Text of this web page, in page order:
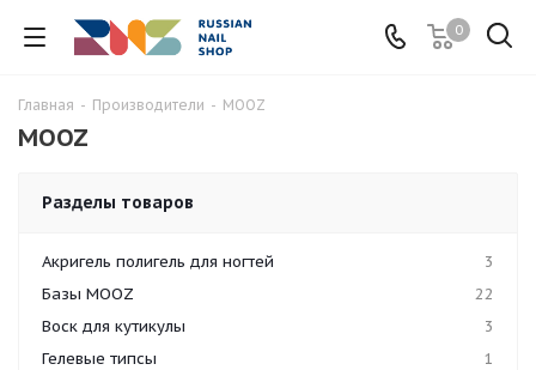
0
Главная - Производители - MOOZ
MOOZ
Разделы товаров
Акригель полигель для ногтей
3
Базы MOOZ
22
Воск для кутикулы
3
Гелевые типсы
1